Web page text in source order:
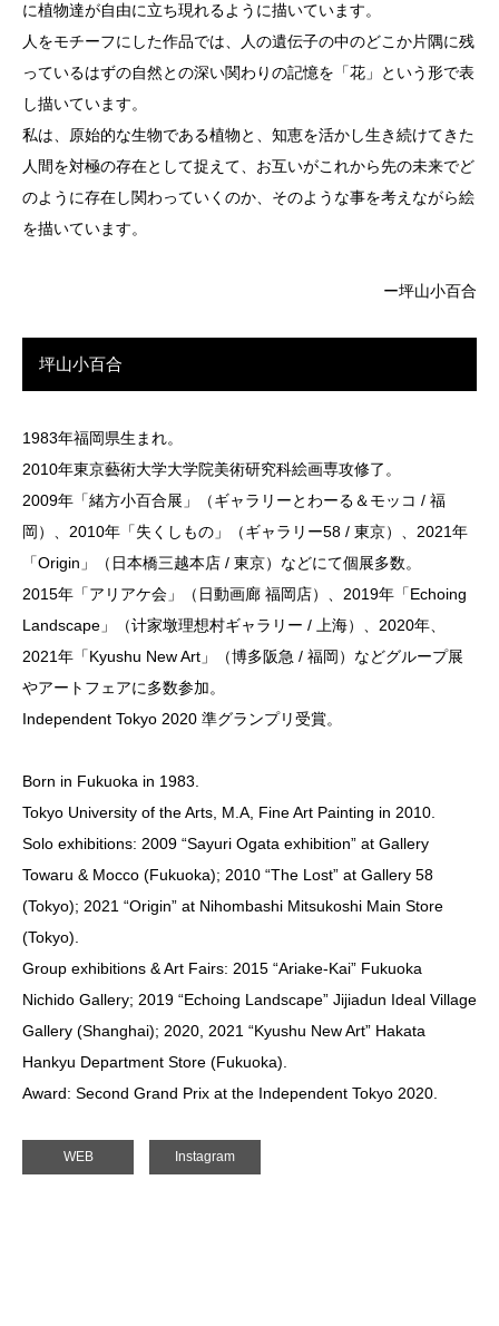
に植物達が自由に立ち現れるように描いています。
人をモチーフにした作品では、人の遺伝子の中のどこか片隅に残
っているはずの自然との深い関わりの記憶を「花」という形で表
し描いています。
私は、原始的な生物である植物と、知恵を活かし生き続けてきた
人間を対極の存在として捉えて、お互いがこれから先の未来でど
のように存在し関わっていくのか、そのような事を考えながら絵
を描いています。
ー坪山小百合
坪山小百合
1983年福岡県生まれ。
2010年東京藝術大学大学院美術研究科絵画専攻修了。
2009年「緒方小百合展」（ギャラリーとわーる＆モッコ / 福
岡）、2010年「失くしもの」（ギャラリー58 / 東京）、2021年
「Origin」（日本橋三越本店 / 東京）などにて個展多数。
2015年「アリアケ会」（日動画廊 福岡店）、2019年「Echoing
Landscape」（计家墩理想村ギャラリー / 上海）、2020年、
2021年「Kyushu New Art」（博多阪急 / 福岡）などグループ展
やアートフェアに多数参加。
Independent Tokyo 2020 準グランプリ受賞。
Born in Fukuoka in 1983.
Tokyo University of the Arts, M.A, Fine Art Painting in 2010.
Solo exhibitions: 2009 “Sayuri Ogata exhibition” at Gallery
Towaru & Mocco (Fukuoka); 2010 “The Lost” at Gallery 58
(Tokyo); 2021 “Origin” at Nihombashi Mitsukoshi Main Store
(Tokyo).
Group exhibitions & Art Fairs: 2015 “Ariake-Kai” Fukuoka
Nichido Gallery; 2019 “Echoing Landscape” Jijiadun Ideal Village
Gallery (Shanghai); 2020, 2021 “Kyushu New Art” Hakata
Hankyu Department Store (Fukuoka).
Award: Second Grand Prix at the Independent Tokyo 2020.
WEB Instagram